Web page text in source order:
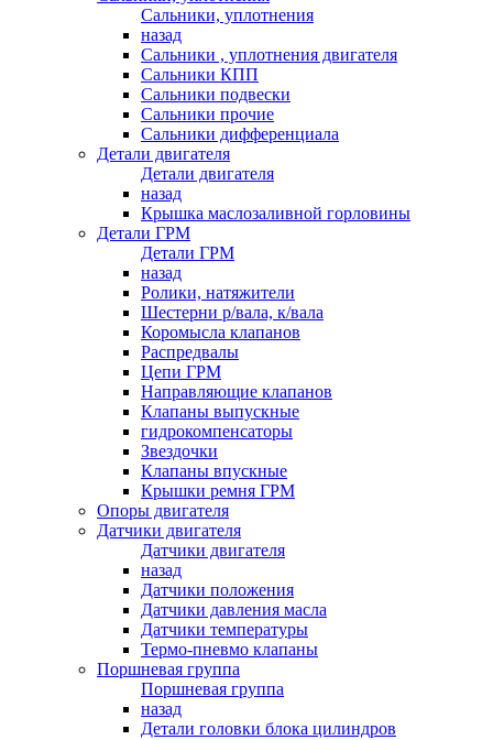
Сальники, уплотнения
назад
Сальники , уплотнения двигателя
Сальники КПП
Сальники подвески
Сальники прочие
Сальники дифференциала
Детали двигателя
Детали двигателя
назад
Крышка маслозаливной горловины
Детали ГРМ
Детали ГРМ
назад
Ролики, натяжители
Шестерни р/вала, к/вала
Коромысла клапанов
Распредвалы
Цепи ГРМ
Направляющие клапанов
Клапаны выпускные
гидрокомпенсаторы
Звездочки
Клапаны впускные
Крышки ремня ГРМ
Опоры двигателя
Датчики двигателя
Датчики двигателя
назад
Датчики положения
Датчики давления масла
Датчики температуры
Термо-пневмо клапаны
Поршневая группа
Поршневая группа
назад
Детали головки блока цилиндров